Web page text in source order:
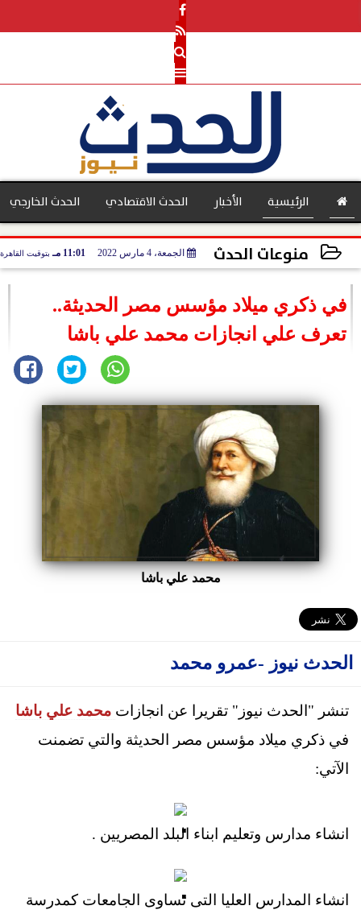
الرئيسية الأخبار الحدث الاقتصادي الحدث الخارجي
منوعات الحدث الجمعة، 4 مارس 2022 11:01 مـ بتوقيت القاهرة
في ذكري ميلاد مؤسس مصر الحديثة..
تعرف علي انجازات محمد علي باشا
محمد علي باشا
الحدث نيوز -عمرو محمد
تنشر "الحدث نيوز" تقريرا عن انجازات محمد علي باشا
في ذكري ميلاد مؤسس مصر الحديثة والتي تضمنت
الآتي:
انشاء مدارس وتعليم ابناء البلد المصريين .
انشاء المدارس العليا التى تساوى الجامعات كمدرسة